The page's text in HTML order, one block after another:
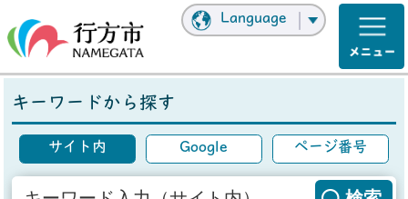
Language
キーワードから探す
サイト内 Google ページ番号